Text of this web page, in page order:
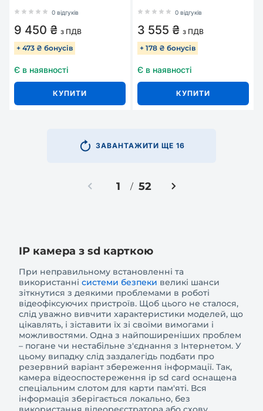
0 відгуків
9 450 ₴ з ПДВ
+ 473 ₴ бонусів
Є в наявності
КУПИТИ
0 відгуків
3 555 ₴ з ПДВ
+ 178 ₴ бонусів
Є в наявності
КУПИТИ
ЗАВАНТАЖИТИ ЩЕ 16
1 / 52
IP камера з sd карткою
При неправильному встановленні та
використанні системи безпеки великі шанси
зіткнутися з деякими проблемами в роботі
відеофіксуючих пристроїв. Щоб цього не сталося,
слід уважно вивчити характеристики моделей, що
цікавлять, і зіставити їх зі своїми вимогами і
можливостями. Одна з найпоширеніших проблем
– погане чи нестабільне з'єднання з Інтернетом. У
цьому випадку слід заздалегідь подбати про
резервний варіант збереження інформації. Так,
камера відеоспостереження ip sd card оснащена
спеціальним слотом для карти пам'яті. Вся
інформація зберігається локально, без